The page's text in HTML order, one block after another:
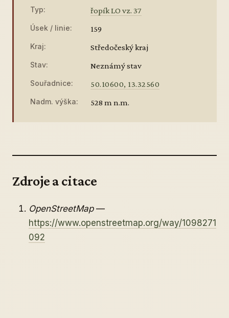
Typ: řopík LO vz. 37
Úsek / linie: 159
Kraj: Středočeský kraj
Stav: Neznámý stav
Souřadnice: 50.10600, 13.32560
Nadm. výška: 528 m n.m.
Zdroje a citace
OpenStreetMap—
https://www.openstreetmap.org/way/1098271
092